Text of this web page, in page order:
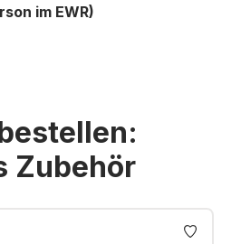
im EWR)
Zubehör